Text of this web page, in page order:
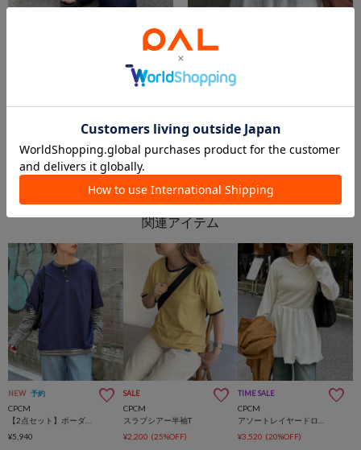
【CPCM 2026夏】8/5(wed)再販売開始の人気アイテム🌼
NEW 予約
CPCM
¥5,940
SALE
CPCM
スラブシアー半袖T
¥2,200 (25%OFF)
TIME SALE
CPCM
¥3,520 (20%OFF)